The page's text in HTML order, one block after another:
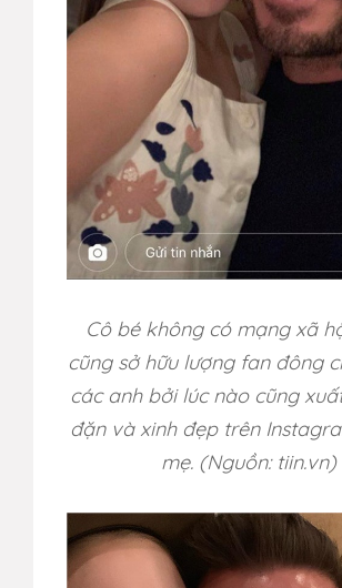
Cô bé không có mạng xã
cũng sở hữu lượng fan đông
các anh bởi lúc nào cũng
đặn và xinh đẹp trên
mẹ. (Nguồn: tiin.vn)